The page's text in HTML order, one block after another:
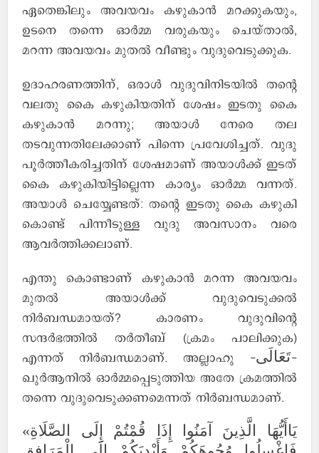
ഏതെങ്കിലും അവയവം കഴുകാന്‍ മറക്കുകയും,
ഉടനെ തന്നെ ഓര്‍മ്മ വരുകയും ചെയ്താല്‍,
മറന്ന അവയവം മുതല്‍ വീണ്ടും വുദുവെടുക്കുക.
ഉദാഹരണത്തിന്, ഒരാള്‍ വുദുവിനിടയില്‍ തന്റെ
വലതു കൈ കഴുകിയതിന് ശേഷം ഇടതു കൈ
കഴുകാന്‍ മറന്നു; അയാള്‍ നേരെ തല
തടവുന്നതിലേക്കാണ് പിന്നെ പ്രവേശിച്ചത്. വുദു
പൂര്‍ത്തീകരിച്ചതിന് ശേഷമാണ് അയാള്‍ക്ക് ഇടത്
കൈ കഴുകിയിട്ടില്ലെന്ന കാര്യം ഓര്‍മ്മ വന്നത്.
അയാള്‍ ചെയ്യേണ്ടത്: തന്റെ ഇടതു കൈ കഴുകി
കൊണ്ട് പിന്നീടുള്ള വുദു അവസാനം വരെ
ആവര്‍ത്തിക്കലാണ്.
എന്തു കൊണ്ടാണ് കഴുകാന്‍ മറന്ന അവയവം
മുതല്‍ അയാള്‍ക്ക് വുദുവെടുക്കല്‍
നിര്‍ബന്ധമായത്? കാരണം വുദുവിന്റെ
സന്ദര്‍ഭത്തില്‍ തര്‍തീബ് (ക്രമം പാലിക്കുക)
എന്നത് നിര്‍ബന്ധമാണ്. അല്ലാഹു -تَعَالَى-
ഖുര്‍ആനില്‍ ഓര്‍മ്മപ്പെടുത്തിയ അതേ ക്രമത്തില്‍
തന്നെ വുദുവെടുക്കണമെന്നത് നിര്‍ബന്ധമാണ്.
«يَاأَيُّهَا الَّذِينَ آمَنُوا إِذَا قُمْتُمْ إِلَى الصَّلَاةِ